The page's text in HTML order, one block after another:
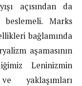
açısından da
Marks
bağlamında
aşamasının
Leninizmin
yaklaşımları